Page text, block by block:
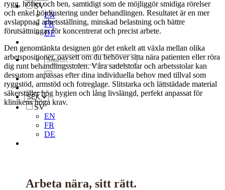
SV
EN
FR
DE
Search
for:
SV
EN
FR
DE
rygg, höfter och ben, samtidigt som de möjliggör smidiga rörelser
och enkel höjdjustering under behandlingen. Resultatet är en mer
avslappnad arbetsställning, minskad belastning och bättre
förutsättningar för koncentrerat och precist arbete.
Den genomtänkta designen gör det enkelt att växla mellan olika
arbetspositioner, oavsett om du behöver sitta nära patienten eller röra
dig runt behandlingsstolen. Våra sadelstolar och arbetsstolar kan
dessutom anpassas efter dina individuella behov med tillval som
ryggstöd, armstöd och fotreglage. Slitstarka och lättstädade material
säkerställer hög hygien och lång livslängd, perfekt anpassat för
klinikens höga krav.
Arbeta nära, sitt rätt.